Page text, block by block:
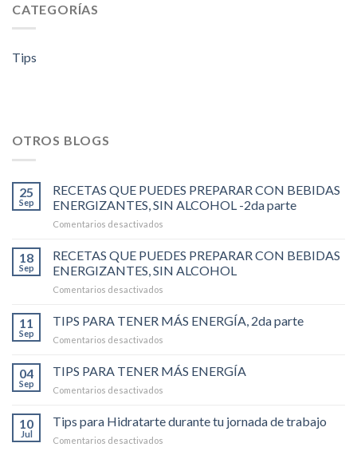
CATEGORÍAS
Tips
OTROS BLOGS
25
Sep
RECETAS QUE PUEDES PREPARAR CON BEBIDAS
ENERGIZANTES, SIN ALCOHOL -2da parte
Comentarios desactivados
QUE
PUEDES
PREPARAR
ENERGIZANTES,
parte
18
Sep
RECETAS QUE PUEDES PREPARAR CON BEBIDAS
ENERGIZANTES, SIN ALCOHOL
Comentarios desactivados
QUE
PUEDES
BEBIDAS
11
Sep
TIPS PARA TENER MÁS ENERGÍA, 2da parte
Comentarios desactivados
PARA
TENER
2da
04
Sep
TIPS PARA TENER MÁS ENERGÍA
Comentarios desactivados
PARA
TENER
10
Jul
Tips para Hidratarte durante tu jornada de trabajo
Comentarios desactivados